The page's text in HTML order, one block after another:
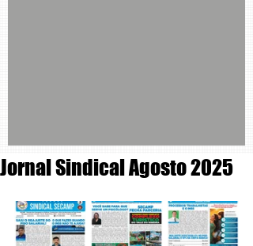
Jornal Sindical Agosto 2025